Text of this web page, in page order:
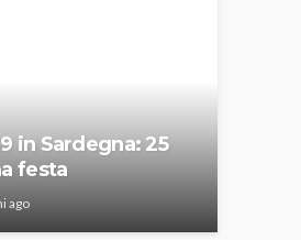
in Sardegna: 25
festa
ago